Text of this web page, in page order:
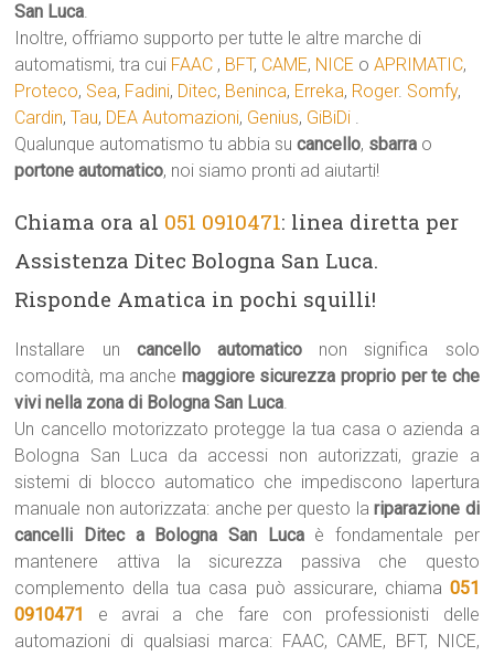
San Luca.
Inoltre, offriamo supporto per tutte le altre marche di
automatismi, tra cui FAAC , BFT, CAME, NICE oAPRIMATIC,
Proteco, Sea, Fadini, Ditec, Beninca, Erreka, Roger. Somfy,
Cardin,Tau, DEA Automazioni, Genius, GiBiDi .
Qualunque automatismo tu abbia sucancello, sbarra o
portone automatico, noi siamo pronti ad aiutarti!
Chiama ora al 051 0910471: linea diretta per
Assistenza Ditec Bologna San Luca.
Risponde Amatica in pochi squilli!
Installare un cancello automatico non significa solo
comodità, ma anche maggiore sicurezza proprio per te che
vivi nella zona di Bologna San Luca.
Un cancello motorizzato protegge la tua casa o azienda a
Bologna San Luca da accessi non autorizzati, grazie a
sistemi di blocco automatico che impediscono lapertura
manuale non autorizzata: anche per questo lariparazione di
cancelli Ditec a Bologna San Lucaè fondamentale per
mantenere attiva la sicurezza passiva che questo
complemento della tua casa può assicurare, chiama 051
0910471
e avrai a che fare con professionisti delle
automazioni di qualsiasi marca: FAAC, CAME, BFT, NICE,